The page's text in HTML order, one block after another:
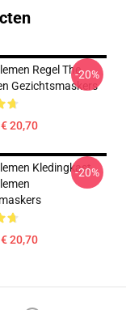
Regel The
Gezichtsmaskers
20,70
-20%
Kledingkast
20,70
-20%